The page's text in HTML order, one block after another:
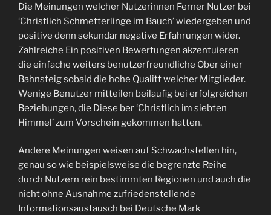
Die Meinungen welcher Nutzerinnen Ferner Nutzer bei
‘Christlich Schmetterlinge im Bauch’ wiedergeben und
positive denn sekundar negative Erfahrungen wider.
Zahlreiche Ein positiven Bewertungen akzentuieren
die einfache weiters benutzerfreundliche Ober einer
Bahnsteig sobald die hohe Qualitt welcher Mitglieder.
Wenige Benutzer mitteilen beilaufig bei erfolgreichen
Beziehungen, die Diese ber ‘Christlich im siebten
Himmel’ zum Vorschein gekommen hatten.
Andere Meinungen weisen auf Schwachstellen hin,
genau so wie beispielsweise die begrenzte Reihe
durch Nutzern rein bestimmten Regionen und auch die
nicht ohne Ausnahme zufriedenstellende
Informationsaustausch bei Deutsche Mark